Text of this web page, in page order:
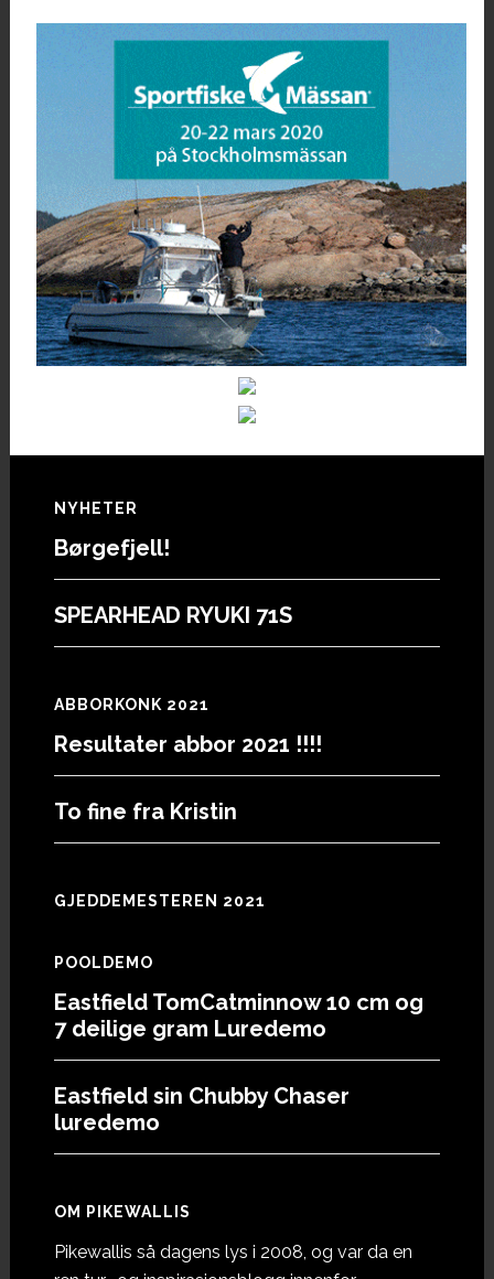
Footer
NYHETER
Børgefjell!
SPEARHEAD RYUKI 71S
ABBORKONK 2021
Resultater abbor 2021 !!!!
To fine fra Kristin
GJEDDEMESTEREN 2021
POOLDEMO
Eastfield TomCatminnow 10 cm og
7 deilige gram Luredemo
Eastfield sin Chubby Chaser
luredemo
OM PIKEWALLIS
Pikewallis så dagens lys i 2008, og var da en